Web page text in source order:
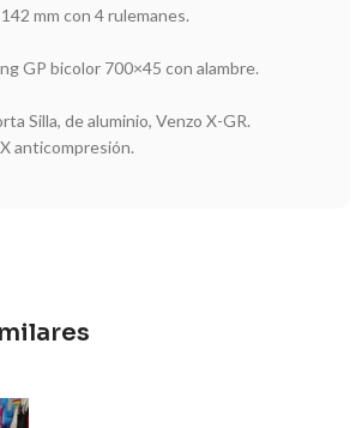
142 mm con 4 rulemanes.
GP bicolor 700×45 con alambre.
Silla, de aluminio, Venzo X-GR.
anticompresión.